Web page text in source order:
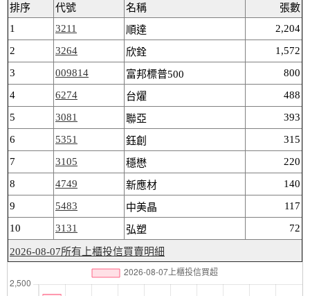
排序 代號 名稱
張數
1
3211 順達
2,204
2
3264 欣銓
1,572
3
009814 富邦標普500
800
4
6274 台燿
488
5
3081 聯亞
393
6
5351 鈺創
315
7
3105 穩懋
220
8
4749 新應材
140
9
5483 中美晶
117
10
3131 弘塑 72
2026-08-07所有上櫃投信買賣明細